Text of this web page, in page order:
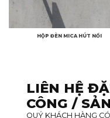
HỘP ĐÈN MICA HÚT NỔI
LIÊN HỆ
CÔNG /
QUÝ KHÁCH HÀNG